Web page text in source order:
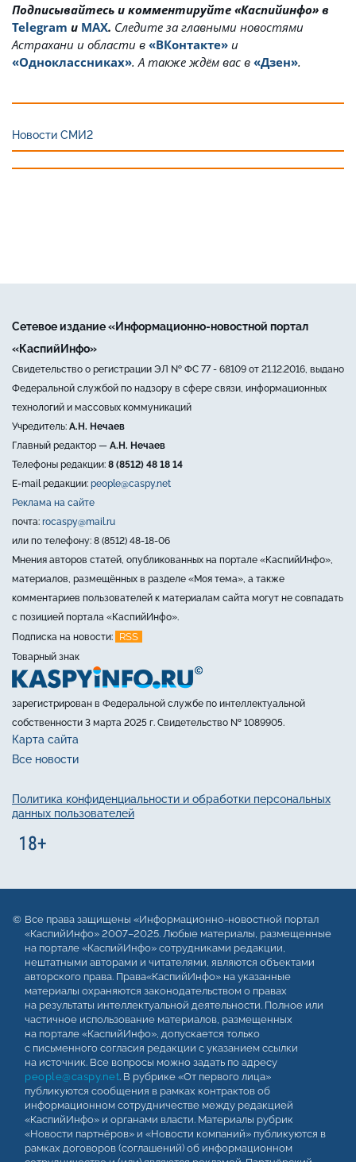
Подписывайтесь и комментируйте «Каспийинфо» в
Telegram и MAX. Cледите за главными новостями
Астрахани и области в «ВКонтакте» и
«Одноклассниках». А также ждём вас в «Дзен».
Новости СМИ2
Сетевое издание «Информационно-новостной портал
«КаспийИнфо»
Свидетельство о регистрации ЭЛ № ФС 77 - 68109 от 21.12.2016, выдано
Федеральной службой по надзору в сфере связи, информационных
технологий и массовых коммуникаций
Учредитель: А.Н. Нечаев
Главный редактор — А.Н. Нечаев
Телефоны редакции: 8 (8512) 48 18 14
E-mail редакции: people@caspy.net
Реклама на сайте
почта: rocaspy@mail.ru
или по телефону: 8 (8512) 48-18-06
Мнения авторов статей, опубликованных на портале «КаспийИнфо»,
материалов, размещённых в разделе «Моя тема», а также
комментариев пользователей к материалам сайта могут не совпадать
с позицией портала «КаспийИнфо».
Подписка на новости:
RSS
Товарный знак
зарегистрирован в Федеральной службе по интеллектуальной
собственности 3 марта 2025 г. Свидетельство № 1089905.
Карта сайта
Все новости
Политика конфиденциальности и обработки персональных
данных пользователей
Все права защищены «Информационно-новостной портал
«КаспийИнфо» 2007–2025. Любые материалы, размещенные
на портале «КаспийИнфо» сотрудниками редакции,
нештатными авторами и читателями, являются объектами
авторского права. Права«КаспийИнфо» на указанные
материалы охраняются законодательством о правах
на результаты интеллектуальной деятельности. Полное или
частичное использование материалов, размещенных
на портале «КаспийИнфо», допускается только
с письменного согласия редакции с указанием ссылки
на источник. Все вопросы можно задать по адресу
people@caspy.net. В рубрике «От первого лица»
публикуются сообщения в рамках контрактов об
информационном сотрудничестве между редакцией
«КаспийИнфо» и органами власти. Материалы рубрик
«Новости партнёров» и «Новости компаний» публикуются в
рамках договоров (соглашений) об информационном